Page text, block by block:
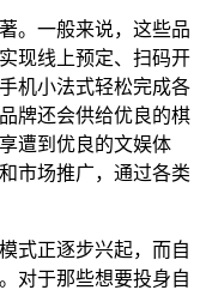
一般来说，这些品
现线上预定、扫码开
机小法式轻松完成各
牌还会供给优良的棋
遭到优良的文娱体
市场推广，通过各类
正逐步兴起，而自
对于那些想要投身自